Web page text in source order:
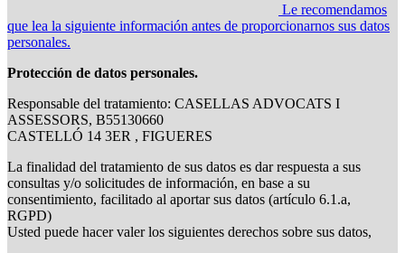
Le recomendamos
que lea la siguiente información antes de proporcionarnos sus datos
personales.
Protección de datos personales.
Responsable del tratamiento: CASELLAS ADVOCATS I
ASSESSORS, B55130660
CASTELLÓ 14 3ER , FIGUERES
La finalidad del tratamiento de sus datos es dar respuesta a sus
consultas y/o solicitudes de información, en base a su
consentimiento, facilitado al aportar sus datos (artículo 6.1.a,
RGPD)
Usted puede hacer valer los siguientes derechos sobre sus datos,